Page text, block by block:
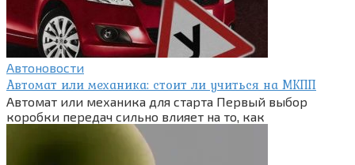
Автоновости
Автомат или механика: стоит ли учиться на МКПП
Автомат или механика для старта Первый выбор
коробки передач сильно влияет на то, как